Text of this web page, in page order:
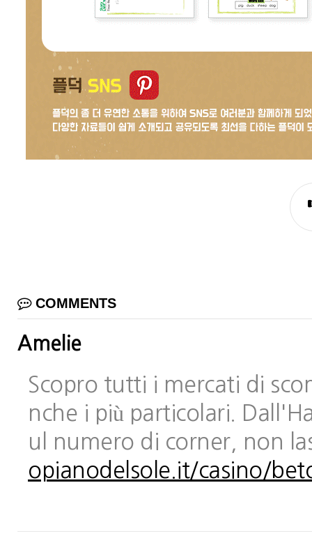
COMMENTS
Amelie
Scopro tutti i mercati di
nche i più particolari.
ul numero di corner, non
opianodelsole.it/casino/